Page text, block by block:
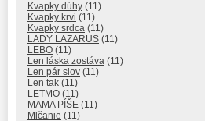
Kvapky dúhy (11)
Kvapky krvi (11)
Kvapky srdca (11)
LADY LAZARUS (11)
LEBO (11)
Len láska zostáva (11)
Len pár slov (11)
Len tak (11)
LETMO (11)
MAMA PÍŠE (11)
Mlčanie (11)